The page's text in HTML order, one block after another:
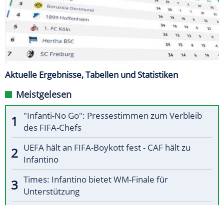
Aktuelle Ergebnisse, Tabellen und Statistiken
Meistgelesen
"Infanti-No Go": Pressestimmen zum Verbleib
des FIFA-Chefs
UEFA hält an FIFA-Boykott fest - CAF hält zu
Infantino
Times: Infantino bietet WM-Finale für
Unterstützung